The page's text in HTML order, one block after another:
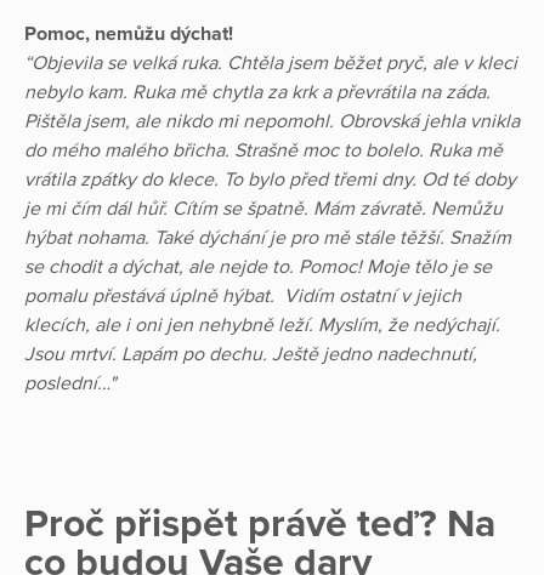
Pomoc, nemůžu dýchat!
“Objevila se velká ruka. Chtěla jsem běžet pryč, ale v kleci
nebylo kam. Ruka mě chytla za krk a převrátila na záda.
Pištěla jsem, ale nikdo mi nepomohl. Obrovská jehla vnikla
do mého malého břicha. Strašně moc to bolelo. Ruka mě
vrátila zpátky do klece. To bylo před třemi dny. Od té doby
je mi čím dál hůř. Cítím se špatně. Mám závratě. Nemůžu
hýbat nohama. Také dýchání je pro mě stále těžší. Snažím
se chodit a dýchat, ale nejde to. Pomoc! Moje tělo je se
pomalu přestává úplně hýbat. Vidím ostatní v jejich
klecích, ale i oni jen nehybně leží. Myslím, že nedýchají.
Jsou mrtví. Lapám po dechu. Ještě jedno nadechnutí,
poslední…"
Proč přispět právě teď? Na
co budou Vaše dary